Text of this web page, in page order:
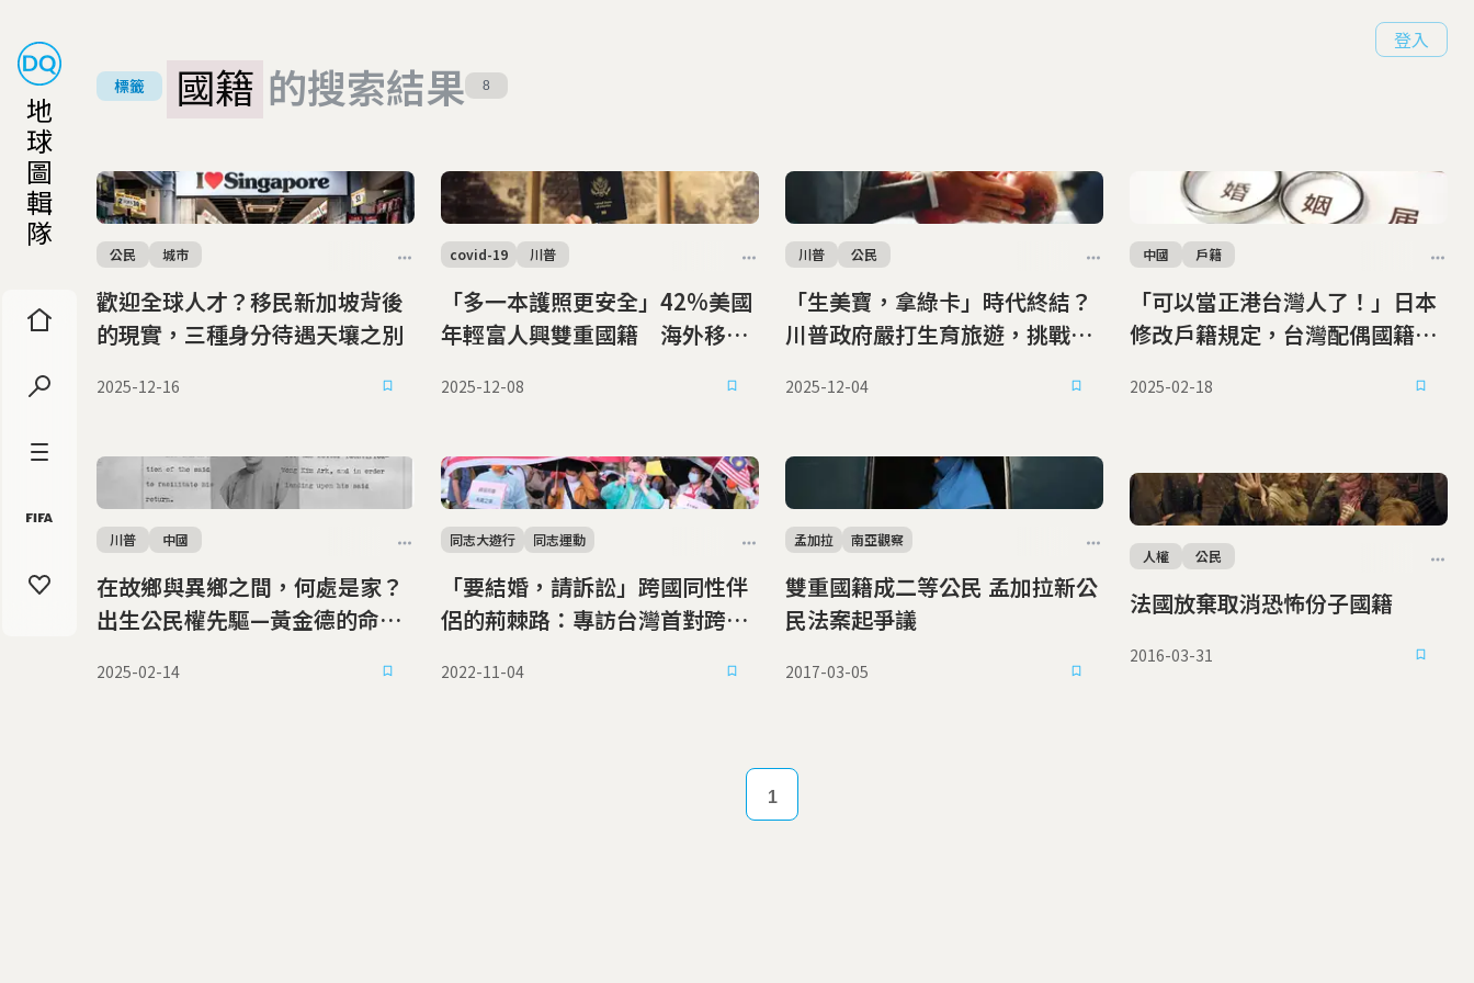
地
球
圖
輯
隊
登入
標籤 國籍 的搜索結果 8
歡迎全球人才？移民新加坡背後
的現實，三種身分待遇天壤之別
公民 城市
2025-12-16
「多一本護照更安全」42%美國
年輕富人興雙重國籍 海外移居
covid-19 川普
2025-12-08
「生美寶，拿綠卡」時代終結？
川普政府嚴打生育旅遊，挑戰
川普 公民
2025-12-04
「可以當正港台灣人了！」日本
修改戶籍規定，台灣配偶國籍可
中國 戶籍
2025-02-18
在故鄉與異鄉之間，何處是家？
出生公民權先驅—黃金德的命運
川普 中國
2025-02-14
「要結婚，請訴訟」跨國同性伴
侶的荊棘路：專訪台灣首對跨國
同志大遊行 同志運動
2022-11-04
雙重國籍成二等公民 孟加拉新公
民法案起爭議
孟加拉 南亞觀察
2017-03-05
法國放棄取消恐怖份子國籍
人權 公民
2016-03-31
1